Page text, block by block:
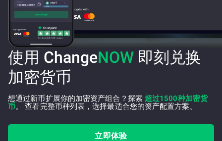
使用 ChangeNOW 即刻兑换
加密货币
想通过新币扩展你的加密资产组合？探索 超过1500种加密货
币。 查看完整币种列表，选择最适合您的资产配置方案。
立即体验